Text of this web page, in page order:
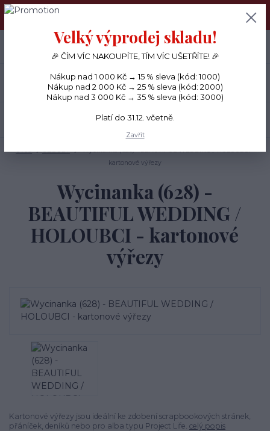
PŘÁNÍČKA a PAPÍROVÉ DÁRKY odesílám každý den, KREATIVNÍ
Menu
CZK
+420 734 380 930
(Po-Ne, 8-20 hod.)
kartonové výřezy
Wycinanka (628) -
BEAUTIFUL WEDDING /
HOLOUBCI - kartonové
výřezy
Kartonové výřezy jsou ideální ke zdobení scrapbookových stránek,
přáníček, deníků nebo pro alba typu Project Life. celý popis
Velký výprodej skladu!
🎉 ČÍM VÍC NAKOUPÍTE, TÍM VÍC UŠETŘÍTE! 🎉
Nákup nad 1 000 Kč → 15 % sleva (kód: 1000)
Nákup nad 2 000 Kč → 25 % sleva (kód: 2000)
Nákup nad 3 000 Kč → 35 % sleva (kód: 3000)
Platí do 31.12. včetně.
Zavřít